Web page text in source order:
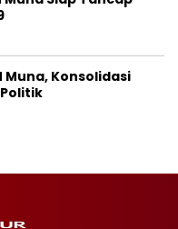
Muna, Konsolidasi